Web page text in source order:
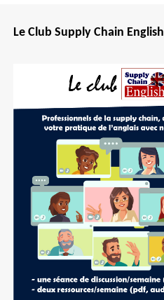
Le Club Supply Chain English